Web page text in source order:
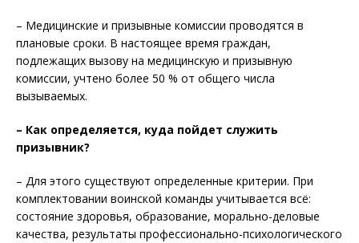
– Медицинские и призывные комиссии проводятся в
плановые сроки. В настоящее время граждан,
подлежащих вызову на медицинскую и призывную
комиссии, учтено более 50 % от общего числа
вызываемых.
– Как определяется, куда пойдет служить
призывник?
– Для этого существуют определенные критерии. При
комплектовании воинской команды учитывается всё:
состояние здоровья, образование, морально-деловые
качества, результаты профессионально-психологического